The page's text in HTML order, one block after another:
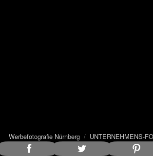
Werbefotografie Nürnberg/ UNTERNEHMENS-
33Bildunterschrift anzeigen